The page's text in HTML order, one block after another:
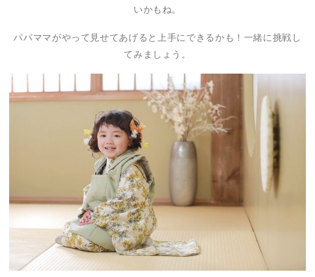
いかもね。
パパママがやって見せてあげると上手にできるかも！一緒に挑戦し
てみましょう。